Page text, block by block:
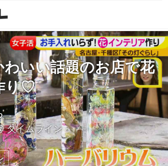
わいい話題のお店で花
り♡
タイムライン